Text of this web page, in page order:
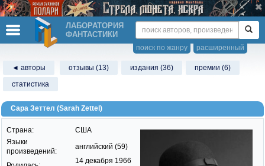
ЛАБОРАТОРИЯ
ФАНТАСТИКИ
расширенный
поиск по жанру
◄ авторы отзывы (13) издания (36)
премии (6)
статистика
Сара Зеттел (Sarah Zettel)
Страна:
США
Языки
произведений:
английский (59)
14 декабря 1966